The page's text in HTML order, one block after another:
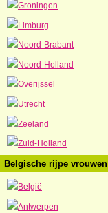
Groningen
Limburg
Noord-Brabant
Noord-Holland
Overijssel
Utrecht
Zeeland
Zuid-Holland
Belgische rijpe vrouwen
België
Antwerpen